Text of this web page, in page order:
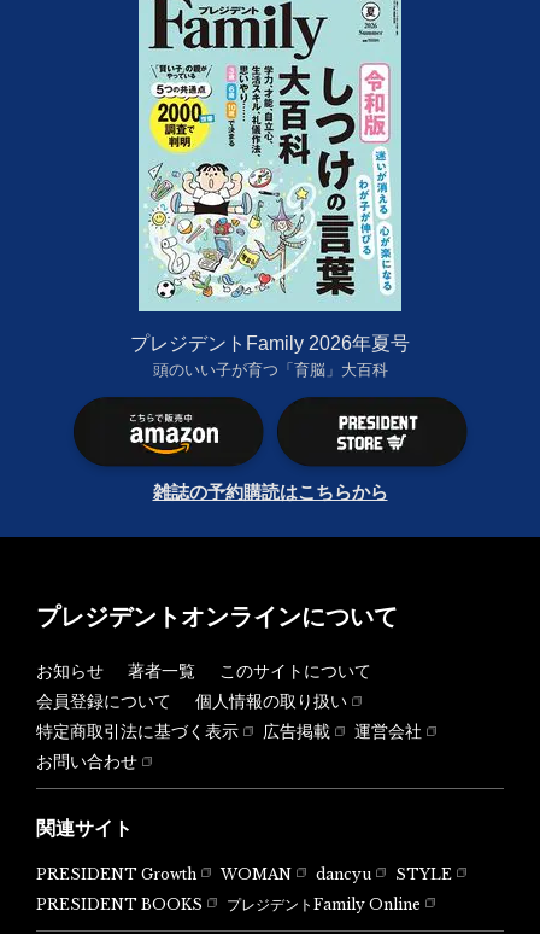
プレジデントFamily 2026年夏号
頭のいい子が育つ「育脳」大百科
雑誌の予約購読はこちらから
プレジデントオンラインについて
お知らせ 著者一覧
このサイトについて
会員登録について
個人情報の取り扱い
特定商取引法に基づく表示
広告掲載
運営会社
お問い合わせ
関連サイト
PRESIDENT Growth WOMAN dancyu
STYLE
PRESIDENT BOOKS
プレジデントFamily Online